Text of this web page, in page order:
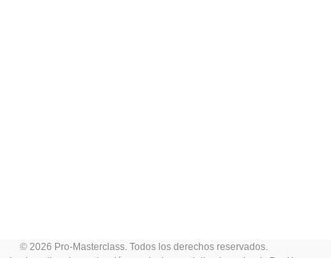
© 2026 Pro-Masterclass. Todos los derechos reservados.